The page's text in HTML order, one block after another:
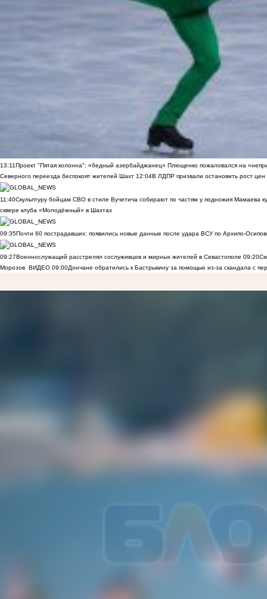
13:11Проект "Пятая колонна": «бедный азербайджанец» Плющенко пожаловался на
Северного переезда беспокоят жителей Шахт 12:04В ЛДПР призвали остановить рост цен
11:40Скульптуру бойцам СВО в стиле Вучетича собирают по частям у подножия Мамаева
сквере клуба «Молодёжный» в Шахтах
09:35Почти 60 пострадавших: появились новые данные после удара ВСУ по Архипо-
09:27Военнослужащий расстрелял сослуживцев и мирных жителей в Севастополе 09:20
Морозов ВИДЕО 09:00Дончане обратились к Бастрыкину за помощью из-за скандала с